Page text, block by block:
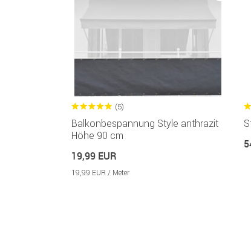
(5)
Balkonbespannung Style anthrazit
Höhe 90 cm
19,99 EUR
19,99 EUR / Meter